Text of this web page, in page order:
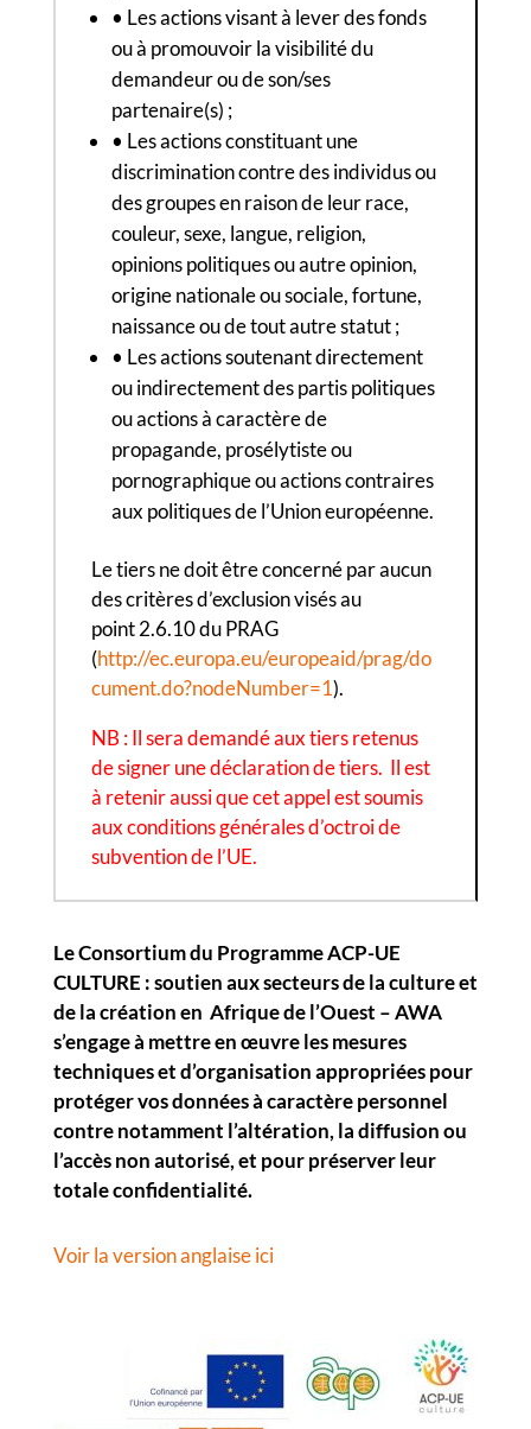
• Les actions visant à lever des fonds
ou à promouvoir la visibilité du
demandeur ou de son/ses
partenaire(s) ;
• Les actions constituant une
discrimination contre des individus ou
des groupes en raison de leur race,
couleur, sexe, langue, religion,
opinions politiques ou autre opinion,
origine nationale ou sociale, fortune,
naissance ou de tout autre statut ;
• Les actions soutenant directement
ou indirectement des partis politiques
ou actions à caractère de
propagande, prosélytiste ou
pornographique ou actions contraires
aux politiques de l’Union européenne.
Le tiers ne doit être concerné par aucun
des critères d’exclusion visés au
point 2.6.10 du PRAG
(http://ec.europa.eu/europeaid/prag/do
cument.do?nodeNumber=1).
NB : Il sera demandé aux tiers retenus
de signer une déclaration de tiers. Il est
à retenir aussi que cet appel est soumis
aux conditions générales d’octroi de
subvention de l’UE.
Le Consortium du Programme ACP-UE
CULTURE : soutien aux secteurs de la culture et
de la création en Afrique de l’Ouest – AWA
s’engage à mettre en œuvre les mesures
techniques et d’organisation appropriées pour
protéger vos données à caractère personnel
contre notamment l’altération, la diffusion ou
l’accès non autorisé, et pour préserver leur
totale confidentialité.
Voir la version anglaise ici